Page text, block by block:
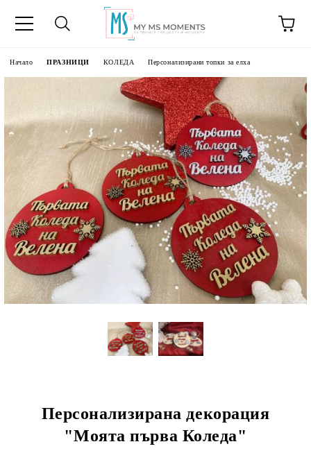
Начало ПРАЗНИЦИ КОЛЕДА Персонализирани топки за елха
Персонализирана декорация
"Моята първа Коледа"